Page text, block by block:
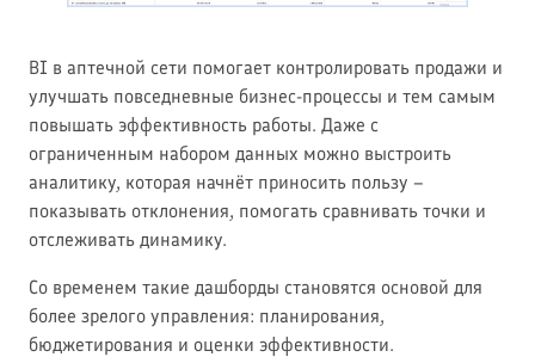
BI в аптечной сети помогает контролировать продажи и
улучшать повседневные бизнес-процессы и тем самым
повышать эффективность работы. Даже с
ограниченным набором данных можно выстроить
аналитику, которая начнёт приносить пользу –
показывать отклонения, помогать сравнивать точки и
отслеживать динамику.
Со временем такие дашборды становятся основой для
более зрелого управления: планирования,
бюджетирования и оценки эффективности.